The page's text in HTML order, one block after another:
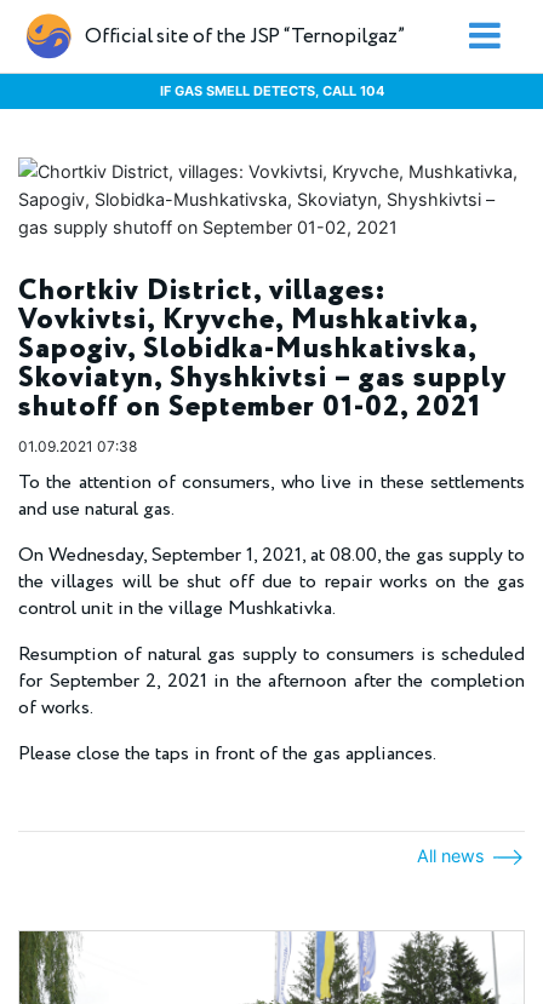
Official site of the JSP “Ternopilgaz”
IF GAS SMELL DETECTS, CALL 104
Chortkiv District, villages:
Vovkivtsi, Kryvche, Mushkativka,
Sapogiv, Slobidka-Mushkativska,
Skoviatyn, Shyshkivtsi – gas supply
shutoff on September 01-02, 2021
01.09.2021 07:38
To the attention of consumers, who live in these settlements
and use natural gas.
On Wednesday, September 1, 2021, at 08.00, the gas supply to
the villages will be shut off due to repair works on the gas
control unit in the village Mushkativka.
Resumption of natural gas supply to consumers is scheduled
for September 2, 2021 in the afternoon after the completion
of works.
Please close the taps in front of the gas appliances.
All news